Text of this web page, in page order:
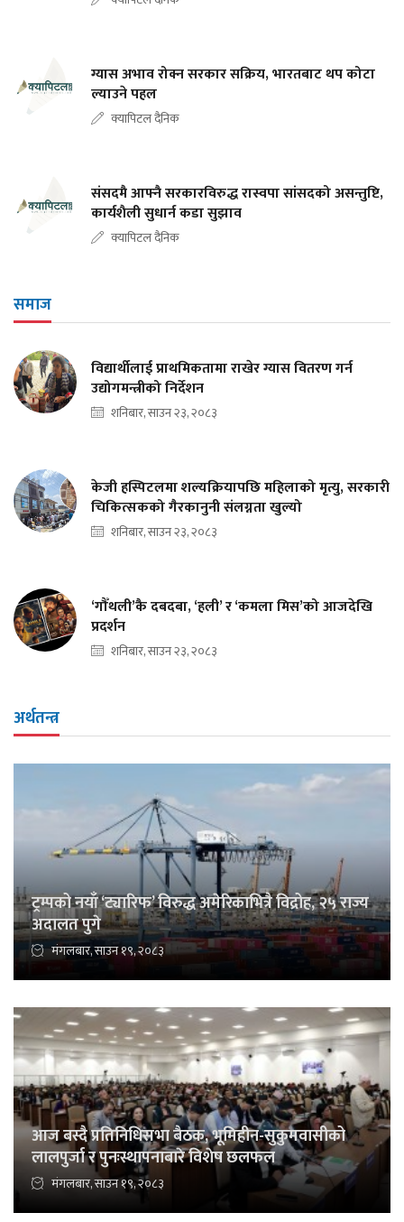
ग्यास अभाव रोक्न सरकार सक्रिय, भारतबाट थप कोटा
ल्याउने पहल
क्यापिटल दैनिक
संसदमै आफ्नै सरकारविरुद्ध रास्वपा सांसदको असन्तुष्टि,
कार्यशैली सुधार्न कडा सुझाव
क्यापिटल दैनिक
समाज
विद्यार्थीलाई प्राथमिकतामा राखेर ग्यास वितरण गर्न
उद्योगमन्त्रीको निर्देशन
शनिबार, साउन २३, २०८३
केजी हस्पिटलमा शल्यक्रियापछि महिलाको मृत्यु, सरकारी
चिकित्सकको गैरकानुनी संलग्नता खुल्यो
शनिबार, साउन २३, २०८३
‘गौँथली’कै दबदबा, ‘हली’ र ‘कमला मिस’को आजदेखि
प्रदर्शन
शनिबार, साउन २३, २०८३
अर्थतन्त्र
ट्रम्पको नयाँ ‘ट्यारिफ’ विरुद्ध अमेरिकाभित्रै विद्रोह, २५ राज्य
अदालत पुगे
मंगलबार, साउन १९, २०८३
आज बस्दै प्रतिनिधिसभा बैठक, भूमिहीन-सुकुमवासीको
लालपुर्जा र पुनःस्थापनाबारे विशेष छलफल
मंगलबार, साउन १९, २०८३